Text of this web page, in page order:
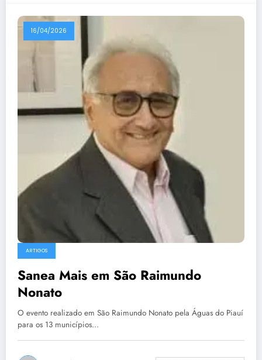
16/04/2026
ARTIGOS
Sanea Mais em São Raimundo
Nonato
O evento realizado em São Raimundo Nonato pela Águas do Piauí
para os 13 municípios…